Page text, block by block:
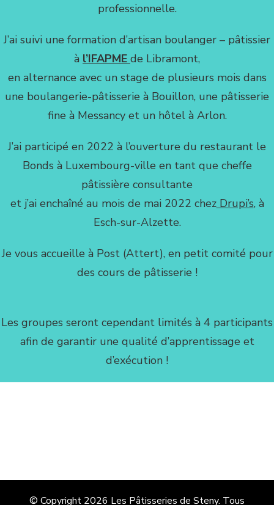
professionnelle.
J’ai suivi une formation d’artisan boulanger – pâtissier
à l’IFAPME de Libramont,
en alternance avec un stage de plusieurs mois dans
une boulangerie-pâtisserie à Bouillon, une pâtisserie
fine à Messancy et un hôtel à Arlon.
J’ai participé en 2022 à l’ouverture du restaurant le
Bonds à Luxembourg-ville en tant que cheffe
pâtissière consultante
et j’ai enchaîné au mois de mai 2022 chezDrupi’s, à
Esch-sur-Alzette.
Je vous accueille à Post (Attert), en petit comité pour
des cours de pâtisserie !
Les groupes seront cependant limités à 4 participants
afin de garantir une qualité d’apprentissage et
d’exécution !
© Copyright 2026 Les Pâtisseries de Steny. Tous